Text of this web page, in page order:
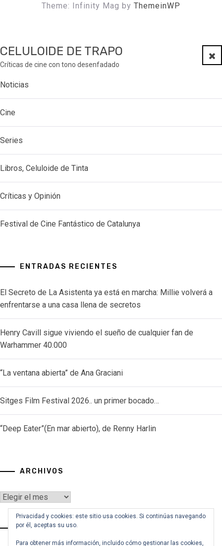
Theme: Infinity Mag by ThemeinWP
CELULOIDE DE TRAPO
Críticas de cine con tono desenfadado
Noticias
Cine
Series
Libros, Celuloide de Tinta
Críticas y Opinión
Festival de Cine Fantástico de Catalunya
ENTRADAS RECIENTES
El Secreto de La Asistenta ya está en marcha: Millie volverá a
enfrentarse a una casa llena de secretos
Henry Cavill sigue viviendo el sueño de cualquier fan de
Warhammer 40.000
“La ventana abierta” de Ana Graciani
Sitges Film Festival 2026.. un primer bocado…
“Deep Eater”(En mar abierto), de Renny Harlin
ARCHIVOS
Archivos
VOY A BUSCAR…
Privacidad y cookies: este sitio usa cookies. Si continúas navegando
por él, aceptas su uso.
Para obtener más información, incluido cómo gestionar las cookies,